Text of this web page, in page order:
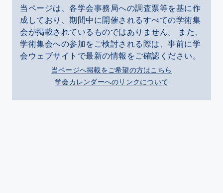
当ページは、各学会事務局への調査票等を基に作
成しており、期間中に開催されるすべての学術集
会が掲載されているものではありません。 また、
学術集会への参加をご検討される際は、事前に学
会ウェブサイトで最新の情報をご確認ください。
当ページへ掲載をご希望の方はこちら
学会カレンダーへのリンクについて